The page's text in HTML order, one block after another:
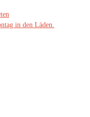
in den Läden.